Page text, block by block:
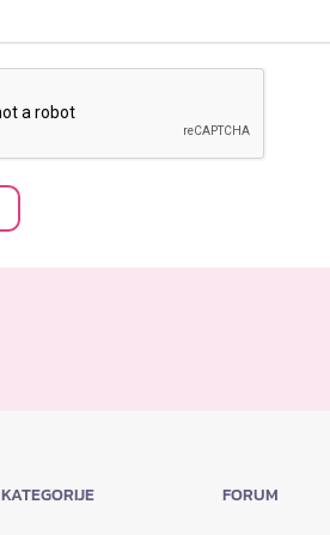
KATEGORIJE FORUM